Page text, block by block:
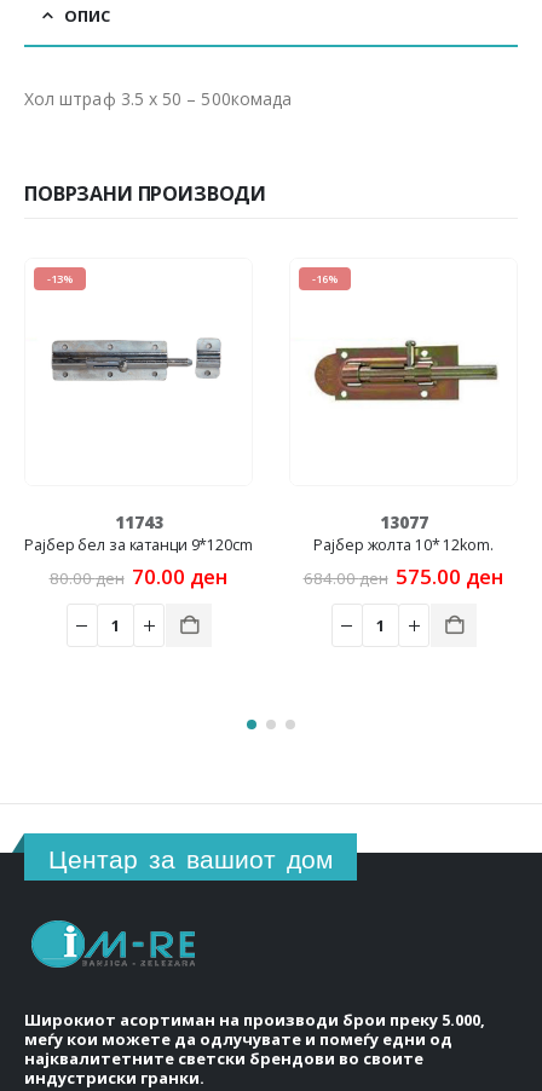
ОПИС
Хол штраф 3.5 x 50 – 500комада
ПОВРЗАНИ ПРОИЗВОДИ
11743
бел за катанци 9*120cm
80.00ден Original
price
was:
80.00 ден.
70.00ден Current
price
is:
70.00 ден.
13077
Рајбер жолта 10* 12kom.
684.00ден Original
price
was:
684.00 ден.
575.00ден Current
price
is:
575.00
Центар за вашиот дом
Широкиот асортиман на производи брои преку 5.000,
меѓу кои можете да одлучувате и помеѓу едни од
најквалитетните светски брендови во своите
индустриски гранки.